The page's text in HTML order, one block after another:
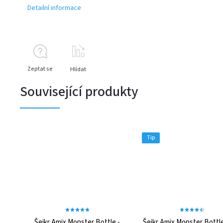
Detailní informace
Zeptat se Hlídat
Související produkty
Tip